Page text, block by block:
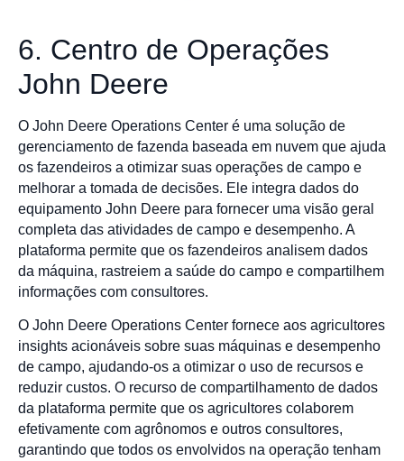
6. Centro de Operações
John Deere
O John Deere Operations Center é uma solução de
gerenciamento de fazenda baseada em nuvem que ajuda
os fazendeiros a otimizar suas operações de campo e
melhorar a tomada de decisões. Ele integra dados do
equipamento John Deere para fornecer uma visão geral
completa das atividades de campo e desempenho. A
plataforma permite que os fazendeiros analisem dados
da máquina, rastreiem a saúde do campo e compartilhem
informações com consultores.
O John Deere Operations Center fornece aos agricultores
insights acionáveis sobre suas máquinas e desempenho
de campo, ajudando-os a otimizar o uso de recursos e
reduzir custos. O recurso de compartilhamento de dados
da plataforma permite que os agricultores colaborem
efetivamente com agrônomos e outros consultores,
garantindo que todos os envolvidos na operação tenham